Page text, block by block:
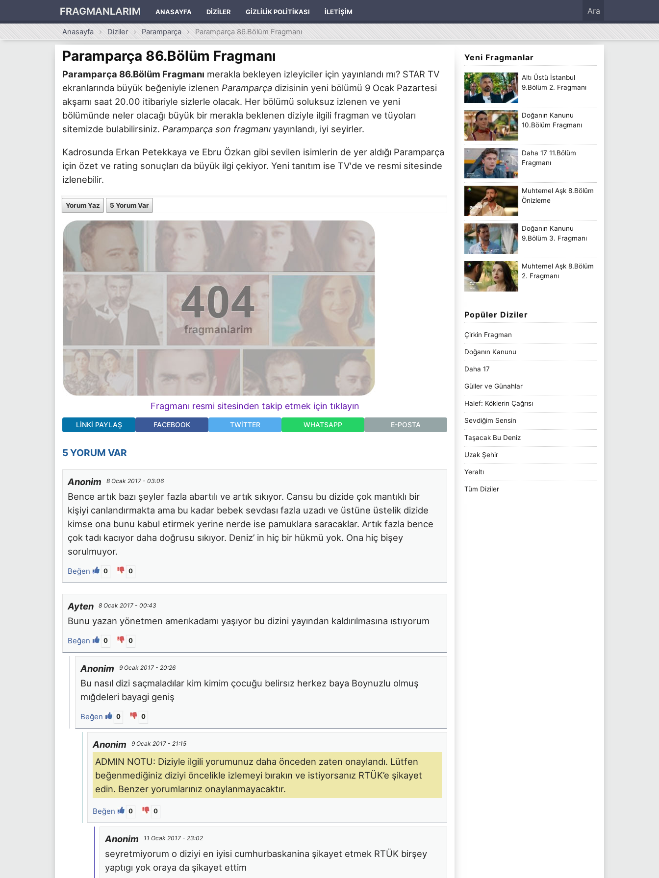
FRAGMANLARIM ANASAYFA DIZILER GIZLILIK POLITIKASI İLETIŞIM Ara
Anasayfa Diziler Paramparça Paramparça 86.Bölüm Fragmanı
Paramparça 86.Bölüm Fragmanı
Paramparça 86.Bölüm Fragmanı merakla bekleyen izleyiciler için yayınlandı mı? STAR TV
ekranlarında büyük beğeniyle izlenen Paramparça dizisinin yeni bölümü 9 Ocak Pazartesi
akşamı saat 20.00 itibariyle sizlerle olacak. Her bölümü soluksuz izlenen ve yeni
bölümünde neler olacağı büyük bir merakla beklenen diziyle ilgili fragman ve tüyoları
sitemizde bulabilirsiniz. Paramparça son fragmanı yayınlandı, iyi seyirler.
Kadrosunda Erkan Petekkaya ve Ebru Özkan gibi sevilen isimlerin de yer aldığı Paramparça
için özet ve rating sonuçları da büyük ilgi çekiyor. Yeni tanıtım ise TV'de ve resmi sitesinde
izlenebilir.
Yorum Yaz 5 Yorum Var
Fragmanı resmi sitesinden takip etmek için tıklayın
LINKI PAYLAŞ FACEBOOK TWITTER WHATSAPP E-POSTA
5 YORUM VAR
Anonim 8 Ocak 2017 - 03:06
Bence artık bazı şeyler fazla abartılı ve artık sıkıyor. Cansu bu dizide çok mantıklı bir
kişiyi canlandırmakta ama bu kadar bebek sevdası fazla uzadı ve üstüne üstelik dizide
kimse ona bunu kabul etirmek yerine nerde ise pamuklara saracaklar. Artık fazla bence
çok tadı kacıyor daha doğrusu sıkıyor. Deniz’ in hiç bir hükmü yok. Ona hiç bişey
sorulmuyor.
Beğen 0 0
Ayten 8 Ocak 2017 - 00:43
Bunu yazan yönetmen amerıkadamı yaşıyor bu dizini yayından kaldırılmasına ıstıyorum
Beğen 0 0
Anonim 9 Ocak 2017 - 20:26
Bu nasıl dizi saçmaladılar kim kimim çocuğu belirsız herkez baya Boynuzlu olmuş
mığdeleri bayagi geniş
Beğen 0 0
Anonim 9 Ocak 2017 - 21:15
ADMIN NOTU: Diziyle ilgili yorumunuz daha önceden zaten onaylandı. Lütfen
beğenmediğiniz diziyi öncelikle izlemeyi bırakın ve istiyorsanız RTÜK’e şikayet
edin. Benzer yorumlarınız onaylanmayacaktır.
Beğen 0 0
Anonim 11 Ocak 2017 - 23:02
seyretmiyorum o diziyi en iyisi cumhurbaskanina şikayet etmek RTÜK birşey
yaptıgı yok oraya da şikayet ettim
Yeni Fragmanlar
Altı Üstü İstanbul
9.Bölüm 2. Fragmanı
Doğanın Kanunu
10.Bölüm Fragmanı
Daha 17 11.Bölüm
Fragmanı
Muhtemel Aşk 8.Bölüm
Önizleme
Doğanın Kanunu
9.Bölüm 3. Fragmanı
Muhtemel Aşk 8.Bölüm
2. Fragmanı
Popüler Diziler
Çirkin Fragman
Doğanın Kanunu
Daha 17
Güller ve Günahlar
Halef: Köklerin Çağrısı
Sevdiğim Sensin
Taşacak Bu Deniz
Uzak Şehir
Yeraltı
Tüm Diziler